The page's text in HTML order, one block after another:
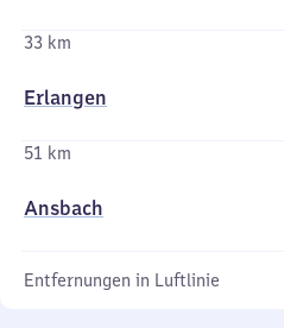
33 km
Erlangen
51 km
Ansbach
Entfernungen in Luftlinie